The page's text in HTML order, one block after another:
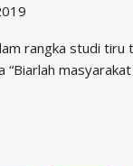
rangka studi